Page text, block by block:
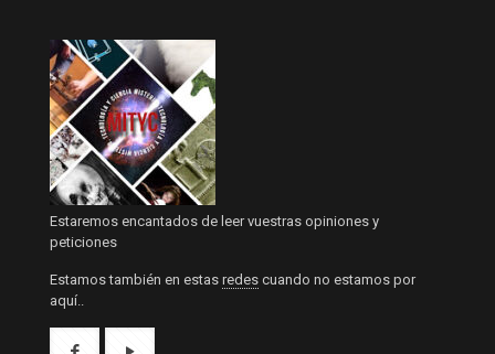
Estaremos encantados de leer vuestras opiniones y
peticiones
Estamos también en estas redes cuando no estamos por
aquí..